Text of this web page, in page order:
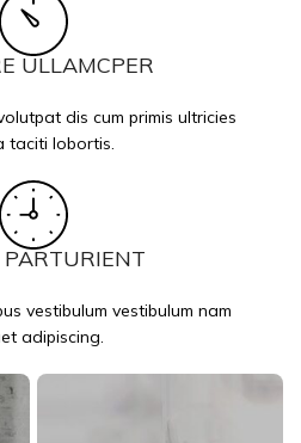
ULLAMCPER
dis cum primis ultricies
taciti lobortis.
PARTURIENT
vestibulum vestibulum nam
adipiscing.